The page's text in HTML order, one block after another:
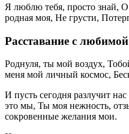
Я люблю тебя, просто знай,
родная моя, Не грусти,
Расставание с любимой
Роднуля, ты мой воздух,
меня мой личный космос,
И пусть сегодня разлучит
это мы, Ты моя нежность,
сокровенные желания мои.